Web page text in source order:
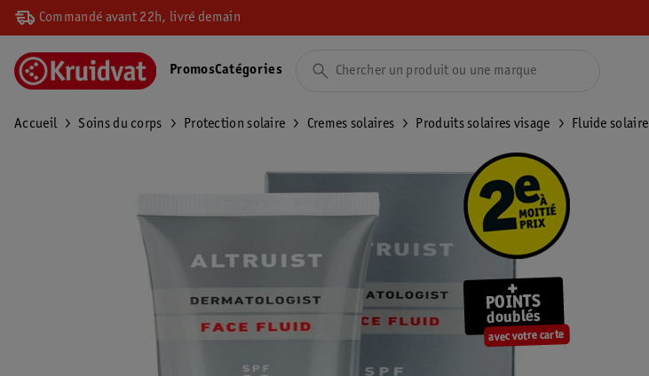
Commandé avant 22h, livré demain
PromosCatégories
Accueil Soins du corps Protection solaire Cremes solaires Produits solaires visage Fluide solaire